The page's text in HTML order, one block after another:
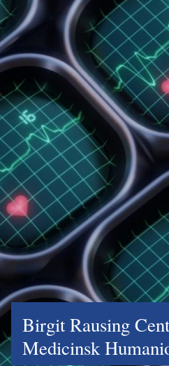
Birgit Rausing
Medicinsk